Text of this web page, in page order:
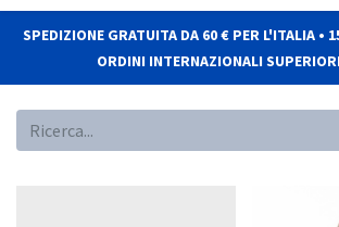
SPEDIZIONE GRATUITA DA 60 € PER L'ITALIA •
ORDINI INTERNAZIONALI